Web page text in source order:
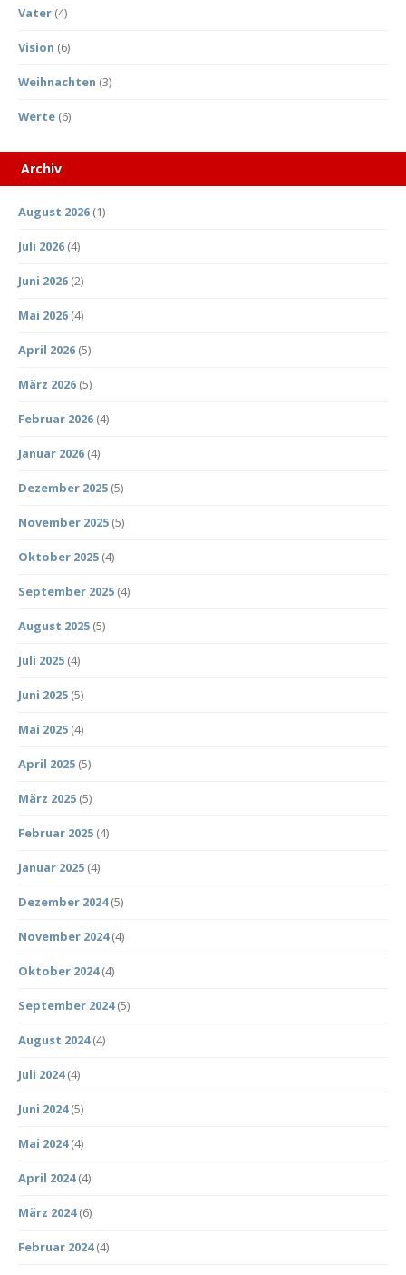
Vater (4)
Vision (6)
Weihnachten (3)
Werte (6)
Archiv
August 2026 (1)
Juli 2026 (4)
Juni 2026 (2)
Mai 2026 (4)
April 2026 (5)
März 2026 (5)
Februar 2026 (4)
Januar 2026 (4)
Dezember 2025 (5)
November 2025 (5)
Oktober 2025 (4)
September 2025 (4)
August 2025 (5)
Juli 2025 (4)
Juni 2025 (5)
Mai 2025 (4)
April 2025 (5)
März 2025 (5)
Februar 2025 (4)
Januar 2025 (4)
Dezember 2024(5)
November 2024(4)
Oktober 2024(4)
September 2024(5)
August 2024(4)
Juli 2024(4)
Juni 2024(5)
Mai 2024(4)
April 2024(4)
März 2024(6)
Februar 2024(4)